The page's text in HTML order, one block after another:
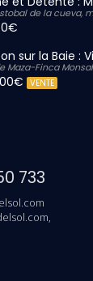
de la cueva,
sur la Baie :
Maza-Finca
VENTE
733